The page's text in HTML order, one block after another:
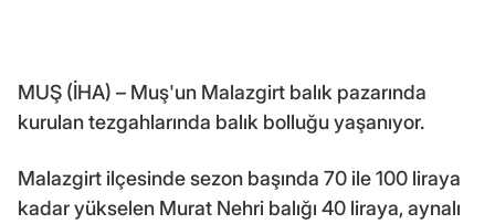
MUŞ (İHA) – Muş'un Malazgirt balık pazarında
kurulan tezgahlarında balık bolluğu yaşanıyor.
Malazgirt ilçesinde sezon başında 70 ile 100 liraya
kadar yükselen Murat Nehri balığı 40 liraya, aynalı